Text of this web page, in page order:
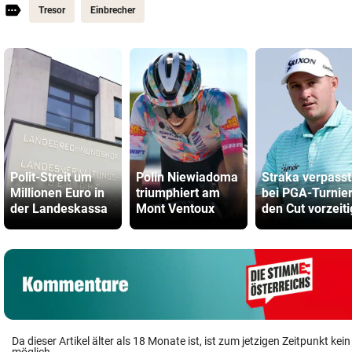
Tresor Einbrecher
Polit-Streit um
Millionen Euro in
der Landeskassa
Polin Niewiadoma
triumphiert am
Mont Ventoux
Straka verpasst
bei PGA-Turnier
den Cut
Da dieser Artikel älter als 18 Monate ist, ist zum jetzigen Zeitpunkt